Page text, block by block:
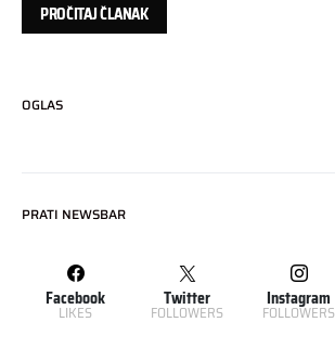
PROČITAJ ČLANAK
OGLAS
PRATI NEWSBAR
Facebook
LIKES
Twitter
FOLLOWERS
Instagram
FOLLOWERS